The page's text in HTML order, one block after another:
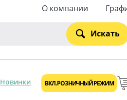
О компании
Искать
Новинки ВКЛ. РОЗНИЧНЫЙ РЕЖИМ